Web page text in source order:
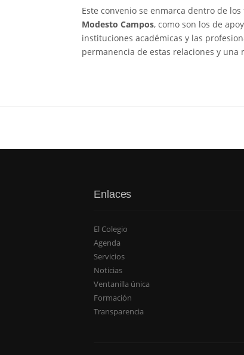
Este convenio se enmarca dentro de
Modesto Campos, como son los de
instituciones académicas y las
permanencia de estas relaciones y
Enlaces
El Colegio
Agenda
Servicios
Noticias
Ventanilla única
Formación
Transparencia